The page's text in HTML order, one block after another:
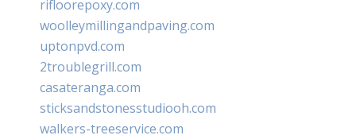
rifloorepoxy.com
woolleymillingandpaving.com
uptonpvd.com
2troublegrill.com
casateranga.com
sticksandstonesstudiooh.com
walkers-treeservice.com